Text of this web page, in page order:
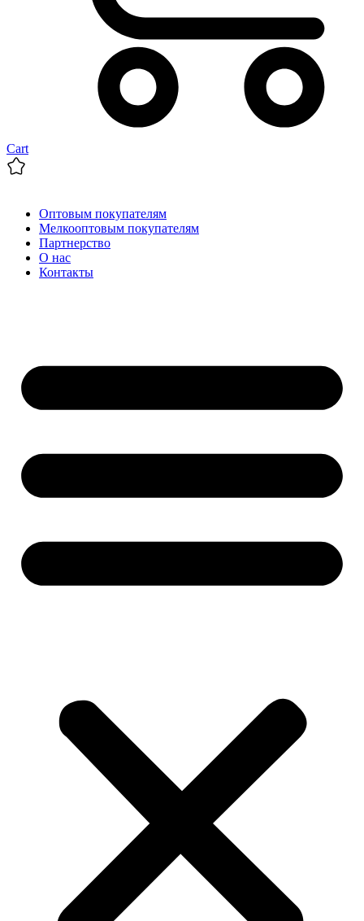
Cart
Оптовым покупателям
Мелкооптовым покупателям
Партнерство
О нас
Контакты